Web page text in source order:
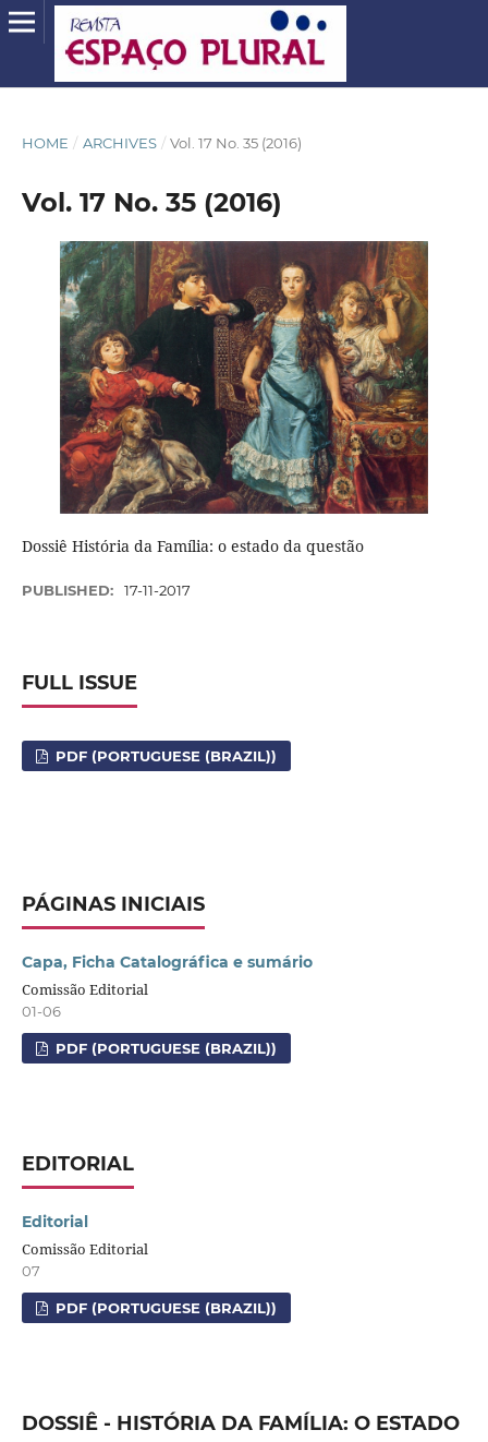
HOME / ARCHIVES / Vol. 17 No. 35 (2016)
Vol. 17 No. 35 (2016)
Dossiê História da Família: o estado da questão
PUBLISHED: 17-11-2017
FULL ISSUE
PDF (PORTUGUESE (BRAZIL))
PÁGINAS INICIAIS
Capa, Ficha Catalográfica e sumário
Comissão Editorial
01-06
PDF (PORTUGUESE (BRAZIL))
EDITORIAL
Editorial
Comissão Editorial
07
PDF (PORTUGUESE (BRAZIL))
DOSSIÊ - HISTÓRIA DA FAMÍLIA: O ESTADO